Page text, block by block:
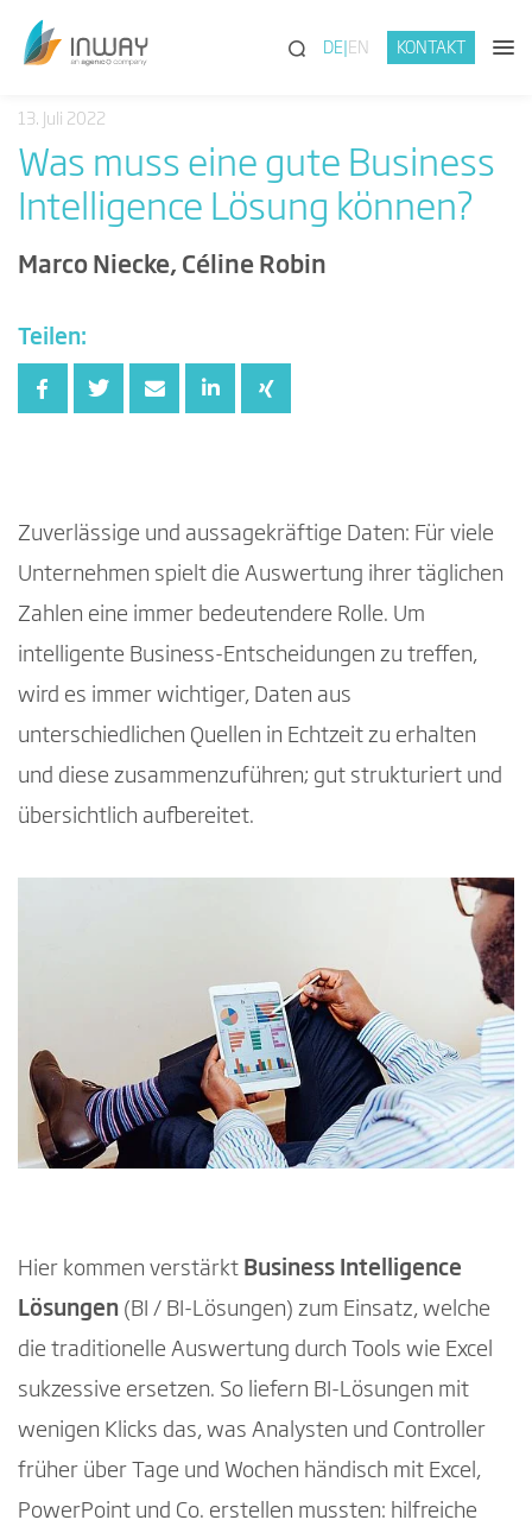
(SUCHE)
DE EN KONTAKT
13. Juli 2022
Was muss eine gute Business
Intelligence Lösung können?
Marco Niecke, Céline Robin
Teilen:
Zuverlässige und aussagekräftige Daten: Für viele
Unternehmen spielt die Auswertung ihrer täglichen
Zahlen eine immer bedeutendere Rolle. Um
intelligente Business-Entscheidungen zu treffen,
wird es immer wichtiger, Daten aus
unterschiedlichen Quellen in Echtzeit zu erhalten
und diese zusammenzuführen; gut strukturiert und
übersichtlich aufbereitet.
Hier kommen verstärkt Business Intelligence
Lösungen (BI / BI-Lösungen) zum Einsatz, welche
die traditionelle Auswertung durch Tools wie Excel
sukzessive ersetzen. So liefern BI-Lösungen mit
wenigen Klicks das, was Analysten und Controller
früher über Tage und Wochen händisch mit Excel,
PowerPoint und Co. erstellen mussten: hilfreiche